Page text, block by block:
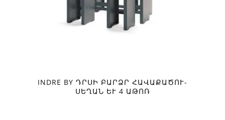
INDRE BY ԴՐՍԻ ԲԱՐՁՐ ՀԱՎԱՔԱԾՈՒ-
ՍԵՂԱՆ ԵՒ 4 ԱԹՈՌ